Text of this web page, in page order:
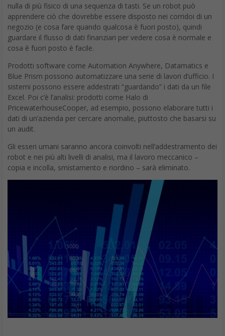
Allo stesso modo, le app di ordinazioni mobile stanno
minacciando il lavoro della persona dall’altra parte del drive-
through. Ma i robot si sposteranno anche in cucina, dato che le
aziende di fast food sono sensibili al costo del lavoro e
investono nell’automazione per il lavoro di preparazione, cucina
Un’anteprima di come i robot potrebbero soppiantarci a breve
termine si esibisce al CaliBurger di Pasadena, in California, dove
“Flippy”, un braccio robotico, prepara centinaia di hamburger
all’ora di pranzo. Flippy è stato sviluppato da Miso Robots.
Un’altra visione del futuro culinario è nel centro di Boston, dietro
sviluppato quello che sostengono essere “il primo ristorante
al mondo con una cucina robotica che cucina pasti
complessi”. Il menu di Spyce, sviluppato con il contributo dello
chef Daniel Boulud, presenta ciotole con ingredienti tritati. Sette
lavoratori robotici combinano e cucinano ingredienti per ogni
ordine; un essere umano, chiamato “garde manger”, aggiunge
contorni freddi e gestisce il controllo di qualità.